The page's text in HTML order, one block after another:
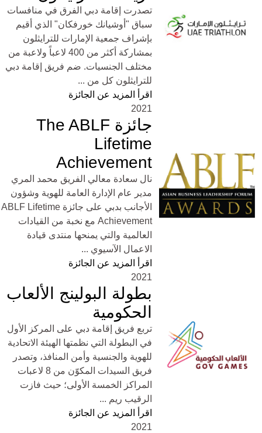
تصدرت إقامة دبي الفرق في منافسات
سباق "أوشيانك خورفكان" الذي أقيم
بإشراف جمعية الإمارات للترايثلون
بمشاركة أكثر من 400 لاعباً ولاعبة من
مختلف الجنسيات. ضم فريق إقامة دبي
للترايثلون كل من ...
اقرأ المزيد عن الجائزة
2021
جائزة The ABLF
Lifetime
Achievement
نال سعادة معالي الفريق محمد المري
مدير عام الإدارة العامة للهوية وشؤون
الأجانب بدبي على جائزة ABLF Lifetime
Achievement مع نخبة من القيادات
العالمية والتي يمنحها منتدى قيادة
الاعمال الآسيوي ...
اقرأ المزيد عن الجائزة
2021
بطولة البولينج الألعاب
الحكومية
تربع فريق إقامة دبي على المركز الأول
في البطولة التي نظمتها الهيئة الاتحادية
للهوية والجنسية وأمن المنافذ، وتصدر
فريق السيدات المكوّن من 8 لاعبات
المراكز الخمسة الأولى؛ حيث فازت
الرقيب ريم ...
اقرأ المزيد عن الجائزة
2021